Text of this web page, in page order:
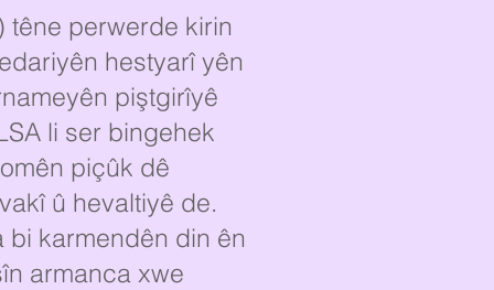
têne perwerde kirin
hestyarî yên
piştgirîyê
li ser bingehek
piçûk dê
û hevaltiyê de.
karmendên din ên
armanca xwe